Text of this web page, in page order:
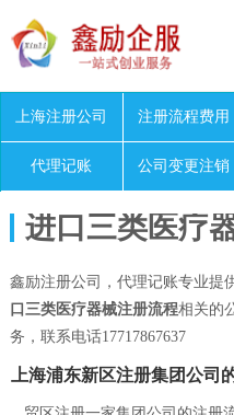
上海注册公司 注册流程费用
代理记账 公司变更注销
进口三类医疗
鑫励注册公司，代理记账专业提
口三类医疗器械注册流程相关的
务，联系电话17717867637
上海浦东新区注册集团公司